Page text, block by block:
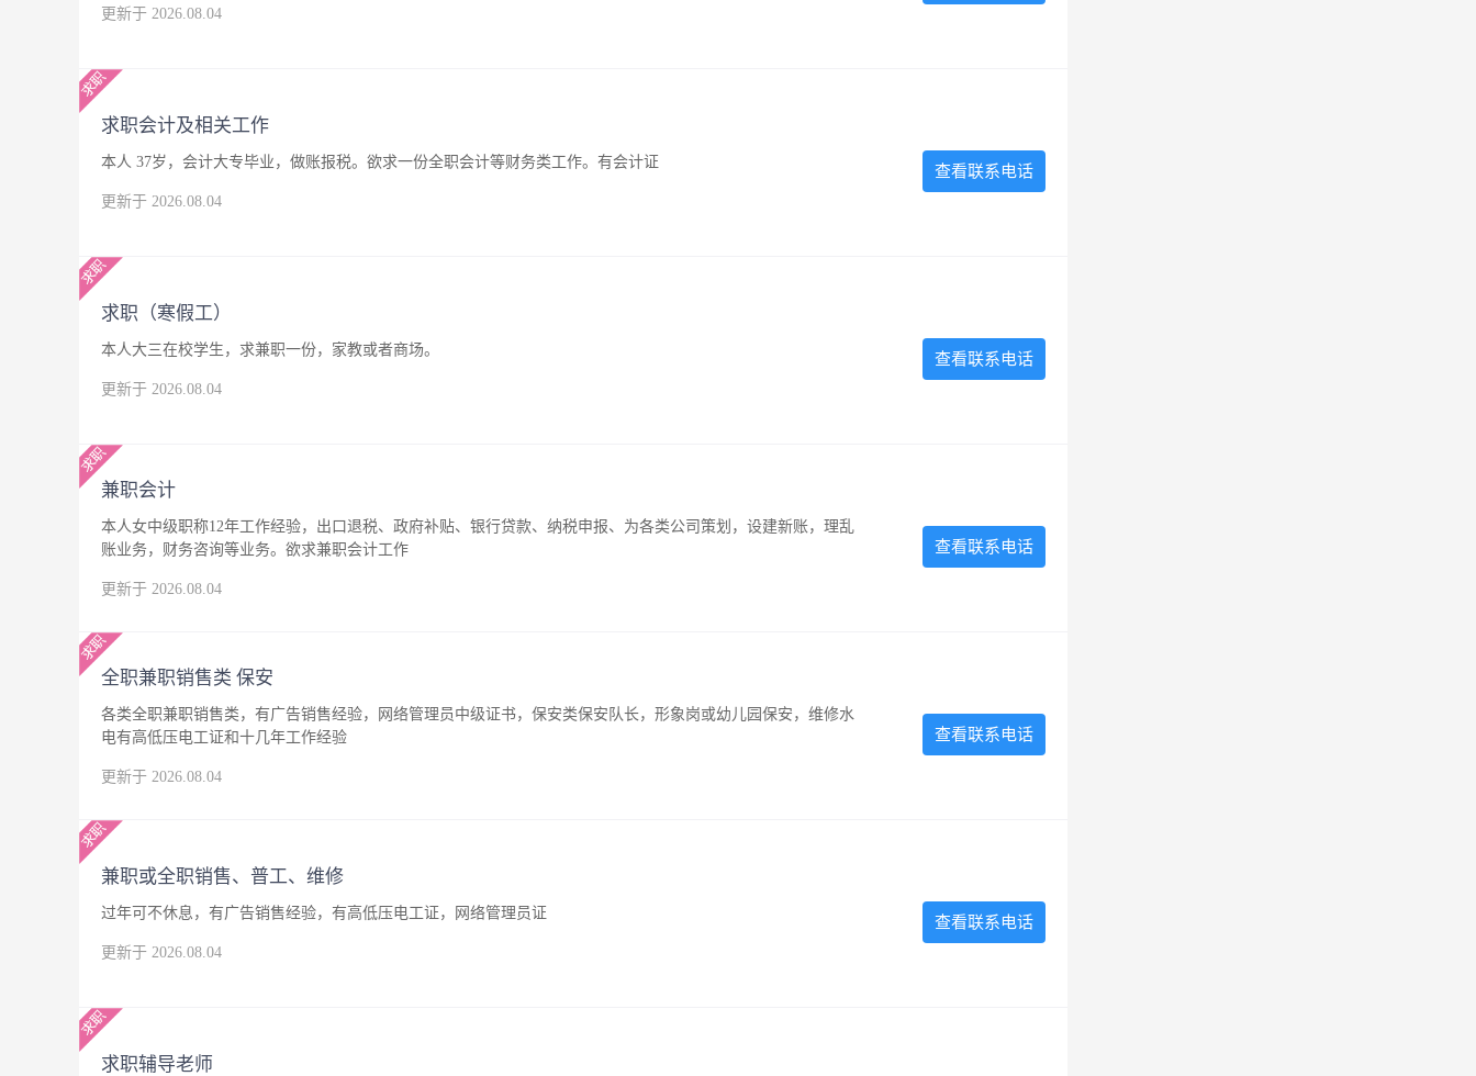
更新于 2026.08.04
求职会计及相关工作
本人 37岁，会计大专毕业，做账报税。欲求一份全职会计等财务类工作。有会计证
更新于 2026.08.04
查看联系电话
求职（寒假工）
本人大三在校学生，求兼职一份，家教或者商场。
更新于 2026.08.04
查看联系电话
兼职会计
本人女中级职称12年工作经验，出口退税、政府补贴、银行贷款、纳税申报、为各类公司策划，设建新账，理乱
账业务，财务咨询等业务。欲求兼职会计工作
更新于 2026.08.04
查看联系电话
全职兼职销售类 保安
各类全职兼职销售类，有广告销售经验，网络管理员中级证书，保安类保安队长，形象岗或幼儿园保安，维修水
电有高低压电工证和十几年工作经验
更新于 2026.08.04
查看联系电话
兼职或全职销售、普工、维修
过年可不休息，有广告销售经验，有高低压电工证，网络管理员证
更新于 2026.08.04
查看联系电话
求职辅导老师